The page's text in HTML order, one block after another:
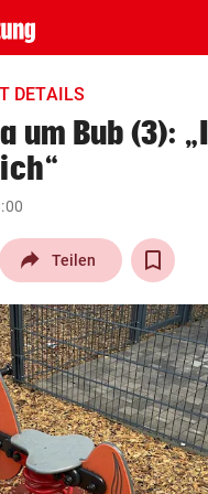
close
arrow_right
DETAILS
um Bub (3):
Teilen